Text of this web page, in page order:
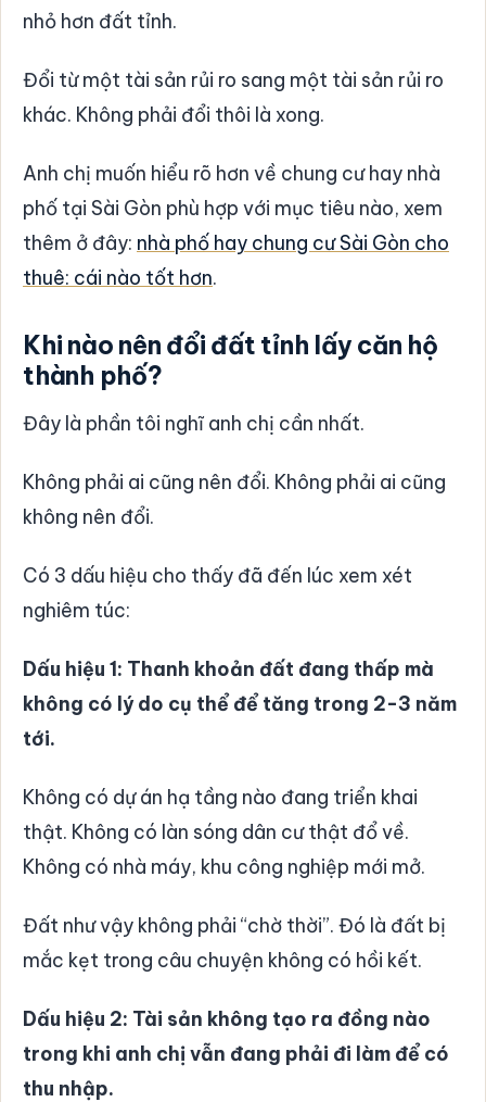
nhỏ hơn đất tỉnh.
Đổi từ một tài sản rủi ro sang một tài sản rủi ro
khác. Không phải đổi thôi là xong.
Anh chị muốn hiểu rõ hơn về chung cư hay nhà
phố tại Sài Gòn phù hợp với mục tiêu nào, xem
thêm ở đây: nhà phố hay chung cư Sài Gòn cho
thuê: cái nào tốt hơn.
Khi nào nên đổi đất tỉnh lấy căn hộ
thành phố?
Đây là phần tôi nghĩ anh chị cần nhất.
Không phải ai cũng nên đổi. Không phải ai cũng
không nên đổi.
Có 3 dấu hiệu cho thấy đã đến lúc xem xét
nghiêm túc:
Dấu hiệu 1: Thanh khoản đất đang thấp mà
không có lý do cụ thể để tăng trong 2-3 năm
tới.
Không có dự án hạ tầng nào đang triển khai
thật. Không có làn sóng dân cư thật đổ về.
Không có nhà máy, khu công nghiệp mới mở.
Đất như vậy không phải “chờ thời”. Đó là đất bị
mắc kẹt trong câu chuyện không có hồi kết.
Dấu hiệu 2: Tài sản không tạo ra đồng nào
trong khi anh chị vẫn đang phải đi làm để có
thu nhập.